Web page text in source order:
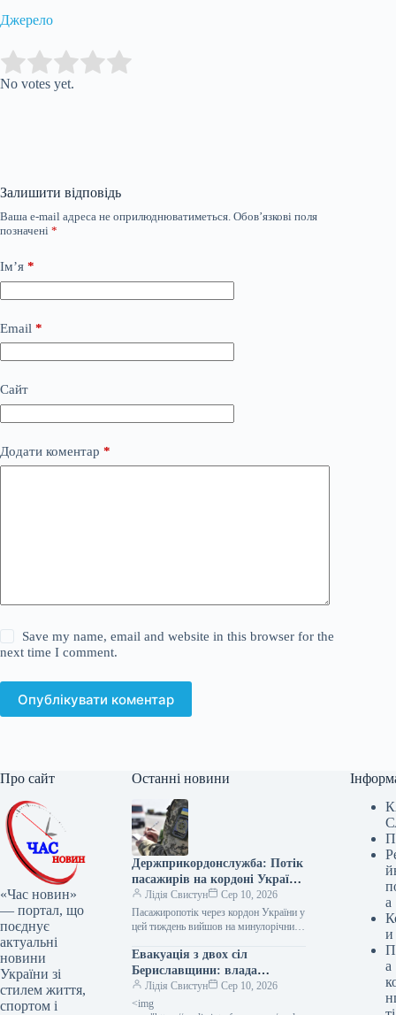
Джерело
Rate this item:
No votes yet.
Залишити відповідь
Ваша e-mail адреса не оприлюднюватиметься. Обов’язкові поля
позначені *
Ім’я *
Email *
Сайт
Додати коментар *
Save my name, email and website in this browser for the
next time I comment.
Опублікувати коментар
Про сайт
«Час новин»
— портал, що
поєднує
актуальні
новини
України зі
стилем життя,
спортом і
Останні новини
Держприкордонслужба: Потік
пасажирів на кордоні України
сягнув торішнього піку
Лідія Свистун
Сер 10, 2026
Пасажиропотік через кордон України у
цей тиждень вийшов на минулорічний
Пасажиропотік через український
західний кордон у період…
Евакуація з двох сіл
Бериславщини: влада
оголосила про примусове
виселення
Лідія Свистун
Сер 10, 2026
<img
а
и
а